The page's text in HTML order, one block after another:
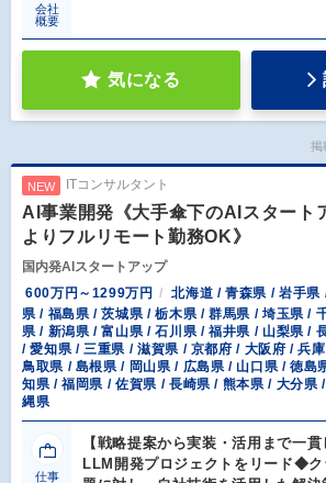
会社
概要
気になる
掲
NEW ITコンサルタント
AI事業開発《大手傘下のAIスタート
よりフルリモート勤務OK》
国内発AIスタートアップ
600万円～1299万円
北海道 / 青森県 / 岩手県
県 / 福島県 / 茨城県 / 栃木県 / 群馬県 / 埼玉県 /
県 / 新潟県 / 富山県 / 石川県 / 福井県 / 山梨県 /
/ 愛知県 / 三重県 / 滋賀県 / 京都府 / 大阪府 / 兵
鳥取県 / 島根県 / 岡山県 / 広島県 / 山口県 / 徳島
知県 / 福岡県 / 佐賀県 / 長崎県 / 熊本県 / 大分県
縄県
仕事
【戦略提案から実装・活用まで一貫
LLM開発プロジェクトをリード◆